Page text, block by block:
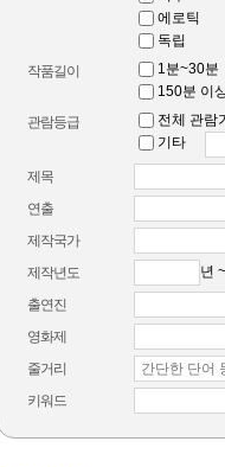
에로틱
독립
작품길이
1분~30분
150분 이
관람등급
전체 관람
기타
제목
연출
제작국가
제작년도
년
출연진
영화제
줄거리
키워드